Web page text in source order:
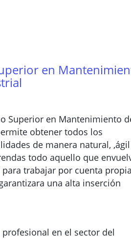
en
Superior en Mantenimiento
obtener todos los
de manera natural,
todo aquello que
para trabajar por cuenta
una alta inserción
en el sector del